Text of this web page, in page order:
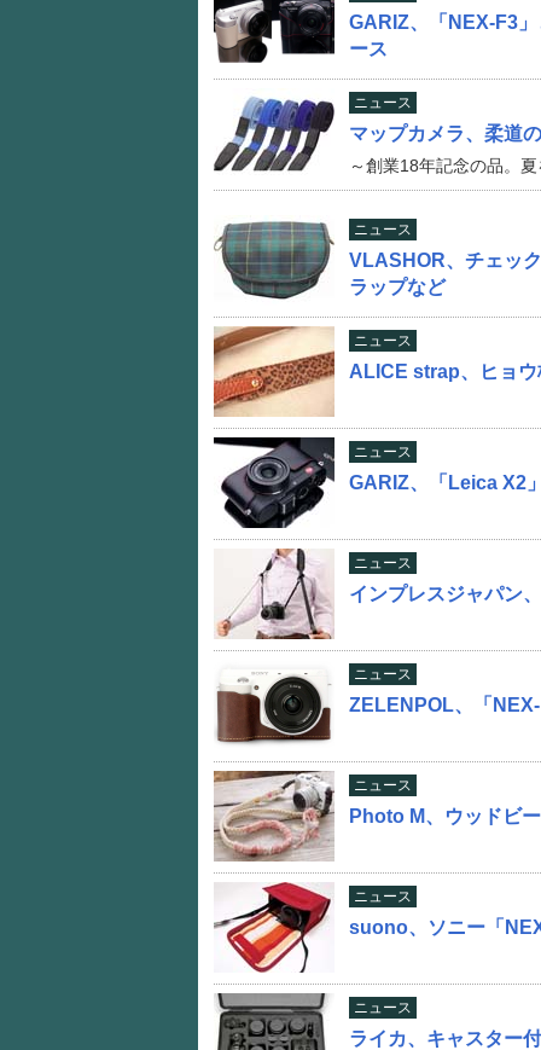
GARIZ、「NEX-F3
ース
ニュース
マップカメラ、柔道
～創業18年記念の品。
ニュース
VLASHOR、チェッ
ラップなど
ニュース
ALICE strap、ヒョ
ニュース
GARIZ、「Leica X2
ニュース
インプレスジャパン
ニュース
ZELENPOL、「
ニュース
Photo M、ウッドビ
ニュース
suono、ソニー「
ニュース
ライカ、キャスター